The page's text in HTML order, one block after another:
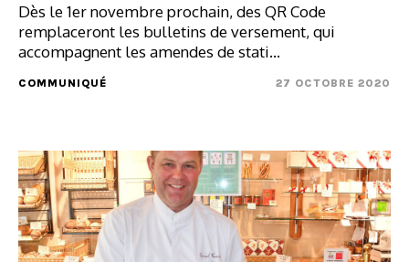
Dès le 1er novembre prochain, des QR Code
remplaceront les bulletins de versement, qui
accompagnent les amendes de stati...
COMMUNIQUÉ 27 OCTOBRE 2020